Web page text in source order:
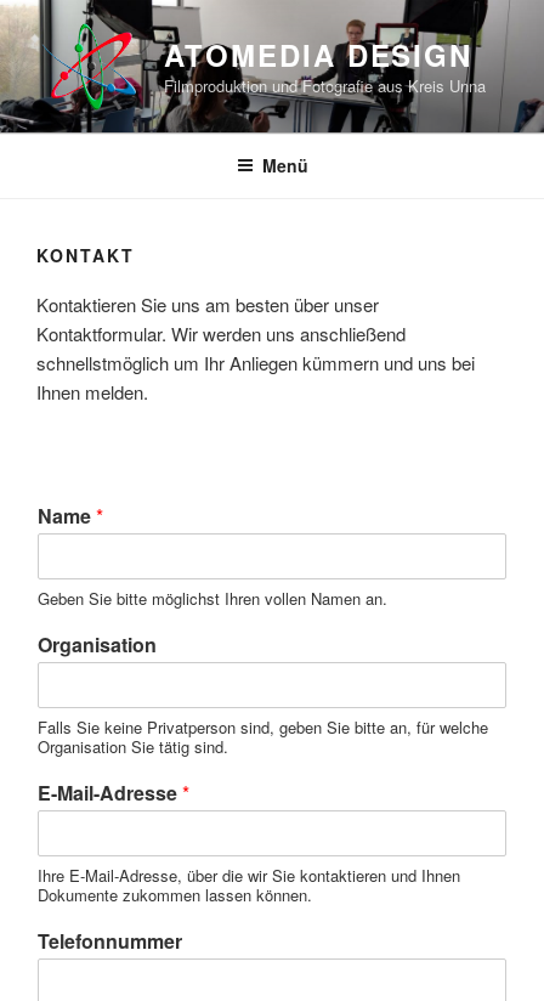
Zum
Inhalt
springen
ATOMEDIA DESIGN
Filmproduktion und Fotografie aus Kreis Unna
Menü
KONTAKT
Kontaktieren Sie uns am besten über unser
Kontaktformular. Wir werden uns anschließend
schnellstmöglich um Ihr Anliegen kümmern und uns bei
Ihnen melden.
Name*
Geben Sie bitte möglichst Ihren vollen Namen an.
Organisation
Falls Sie keine Privatperson sind, geben Sie bitte an, für welche
Organisation Sie tätig sind.
E-Mail-Adresse*
Ihre E-Mail-Adresse, über die wir Sie kontaktieren und Ihnen
Dokumente zukommen lassen können.
Telefonnummer